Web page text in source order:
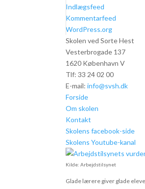
Indlægsfeed
Kommentarfeed
WordPress.org
Skolen ved Sorte Hest
Vesterbrogade 137
1620 København V
Tlf: 33 24 02 00
E-mail:info@svsh.dk
Forside
Om skolen
Kontakt
Skolens facebook-side
Skolens Youtube-kanal
Kilde: Arbejdstilsynet
Glade lærere giver glade